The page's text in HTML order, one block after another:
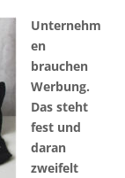
Unternehm
en
brauchen
Werbung.
Das steht
fest und
daran
zweifelt